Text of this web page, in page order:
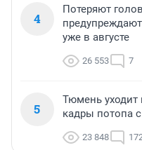
4
Потеряют
уже в августе
26 553 7
5
Тюмень
кадры потопа
23 848